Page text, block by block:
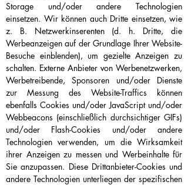
Storage und/oder andere Technologien
einsetzen. Wir können auch Dritte einsetzen, wie
z. B. Netzwerkinserenten (d. h. Dritte, die
Werbeanzeigen auf der Grundlage Ihrer Website-
Besuche einblenden), um gezielte Anzeigen zu
schalten. Externe Anbieter von Werbenetzwerken,
Werbetreibende, Sponsoren und/oder Dienste
zur Messung des Website-Traffics können
ebenfalls Cookies und/oder JavaScript und/oder
Webbeacons (einschließlich durchsichtiger GIFs)
und/oder Flash-Cookies und/oder andere
Technologien verwenden, um die Wirksamkeit
ihrer Anzeigen zu messen und Werbeinhalte für
Sie anzupassen. Diese Drittanbieter-Cookies und
andere Technologien unterliegen der spezifischen